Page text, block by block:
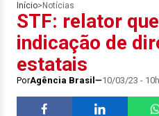
Início> Notícias
STF: relator
indicação de
estatais
PorAgência Brasil 10/03/23 -